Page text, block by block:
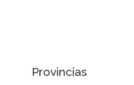
Provincias